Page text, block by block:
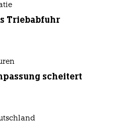
Triebabfuhr
scheitert